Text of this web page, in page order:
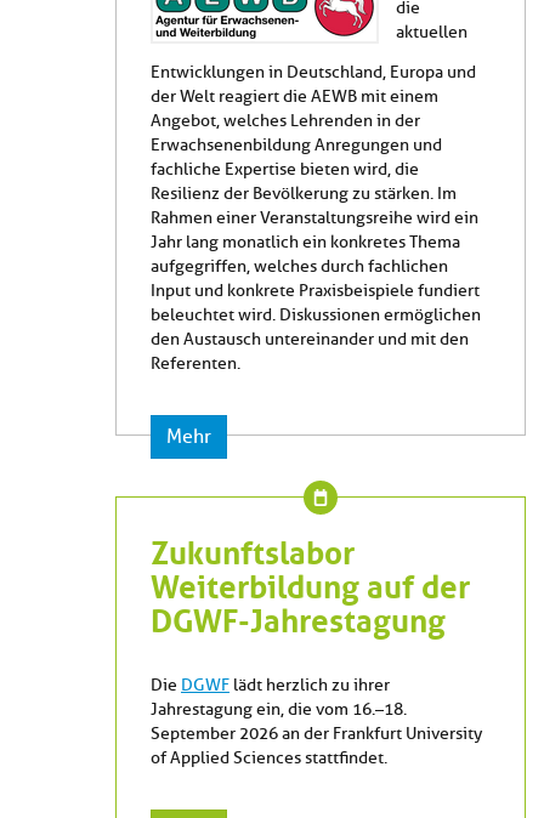
die
aktuellen
Entwicklungen in Deutschland, Europa und
der Welt reagiert die AEWB mit einem
Angebot, welches Lehrenden in der
Erwachsenenbildung Anregungen und
fachliche Expertise bieten wird, die
Resilienz der Bevölkerung zu stärken. Im
Rahmen einer Veranstaltungsreihe wird ein
Jahr lang monatlich ein konkretes Thema
aufgegriffen, welches durch fachlichen
Input und konkrete Praxisbeispiele fundiert
beleuchtet wird. Diskussionen ermöglichen
den Austausch untereinander und mit den
Referenten.
Mehr
Zukunftslabor
Weiterbildung auf der
DGWF-Jahrestagung
Die DGWF lädt herzlich zu ihrer
Jahrestagung ein, die vom 16.–18.
September 2026 an der Frankfurt University
of Applied Sciences stattfindet.